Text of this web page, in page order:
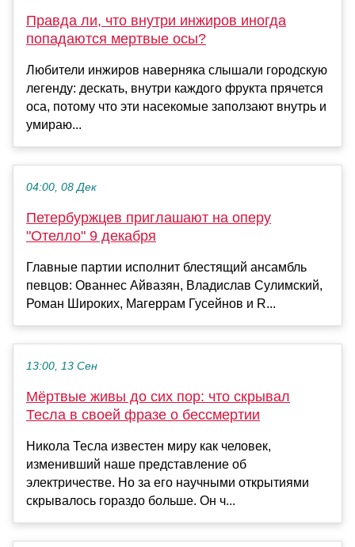
Правда ли, что внутри инжиров иногда
попадаются мертвые осы?
Любители инжиров наверняка слышали городскую
легенду: дескать, внутри каждого фрукта прячется
оса, потому что эти насекомые заползают внутрь и
умираю...
04:00, 08 Дек
Петербуржцев приглашают на оперу
"Отелло" 9 декабря
Главные партии исполнит блестящий ансамбль
певцов: Ованнес Айвазян, Владислав Сулимский,
Роман Широких, ​​Магеррам Гусейнов и ​R...
13:00, 13 Сен
Мёртвые живы до сих пор: что скрывал
Тесла в своей фразе о бессмертии
Никола Тесла известен миру как человек,
изменивший наше представление об
электричестве. Но за его научными открытиями
скрывалось гораздо больше. Он ч...